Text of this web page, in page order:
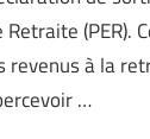
Retraite (PER).
revenus à la
…